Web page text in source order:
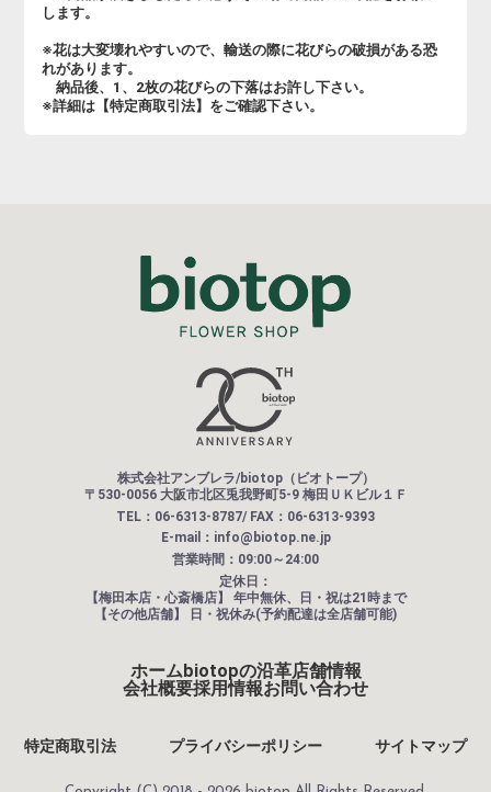
します。
※花は大変壊れやすいので、輸送の際に花びらの破損がある恐
れがあります。
納品後、1、2枚の花びらの下落はお許し下さい。
※詳細は【特定商取引法】をご確認下さい。
株式会社アンブレラ/biotop（ビオトープ）
〒530-0056 大阪市北区兎我野町5-9 梅田ＵＫビル１Ｆ
TEL：06-6313-8787/ FAX：06-6313-9393
E-mail：info@biotop.ne.jp
営業時間：09:00～24:00
定休日：
【梅田本店・心斎橋店】 年中無休、日・祝は21時まで
【その他店舗】
日・祝休み(予約配達は全店舗可能)
ホームbiotopの沿革店舗情報
会社概要採用情報お問い合わせ
特定商取引法 プライバシーポリシー サイトマップ